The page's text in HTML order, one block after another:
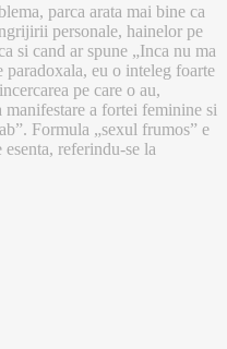
parca arata mai bine ca
personale, hainelor pe
si cand ar spune „Inca nu ma
eu o inteleg foarte
pe care o au,
a fortei feminine si
Formula „sexul frumos” e
referindu-se la